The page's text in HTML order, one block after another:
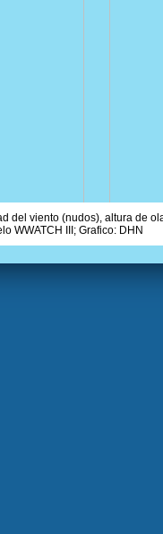
del viento (nudos), altura de
WWATCH III; Grafico: DHN